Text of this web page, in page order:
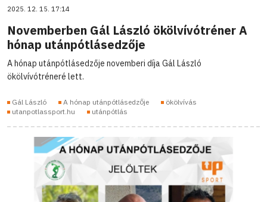
2025. 12. 15. 17:14
Novemberben Gál László ökölvívótréner A
hónap utánpótlásedzője
A hónap utánpótlásedzője novemberi díja Gál László
ökölvívótréneré lett.
Gál László A hónap utánpótlásedzője
ökölvívás
utanpotlassport.hu
utánpótlás